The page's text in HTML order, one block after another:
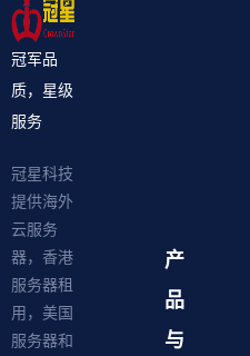
冠军品
质，星级
服务
冠星科技
提供海外
云服务
器，香港
服务器租
用，美国
服务器和
产
品
与